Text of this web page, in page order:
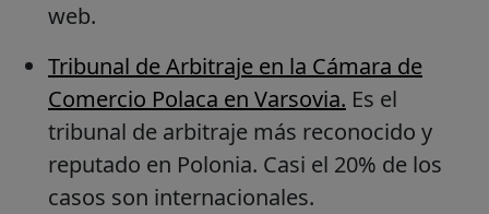
web.
Tribunal de Arbitraje en la Cámara de
Comercio Polaca en Varsovia. Es el
tribunal de arbitraje más reconocido y
reputado en Polonia. Casi el 20% de los
casos son internacionales.